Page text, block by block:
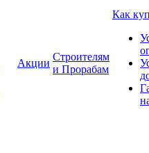
Акции
Строителям
и Прорабам
Как